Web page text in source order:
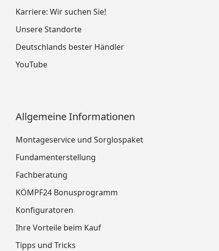
Karriere: Wir suchen Sie!
Unsere Standorte
Deutschlands bester Händler
YouTube
Allgemeine Informationen
Montageservice und Sorglospaket
Fundamenterstellung
Fachberatung
KÖMPF24 Bonusprogramm
Konfiguratoren
Ihre Vorteile beim Kauf
Tipps und Tricks